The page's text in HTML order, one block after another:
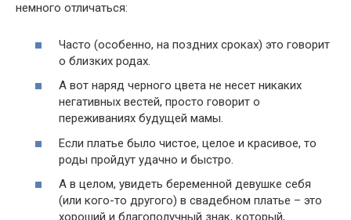
немного отличаться:
Часто (особенно, на поздних сроках) это говорит
о близких родах.
А вот наряд черного цвета не несет никаких
негативных вестей, просто говорит о
переживаниях будущей мамы.
Если платье было чистое, целое и красивое, то
роды пройдут удачно и быстро.
А в целом, увидеть беременной девушке себя
(или кого-то другого) в свадебном платье – это
хороший и благополучный знак, который,